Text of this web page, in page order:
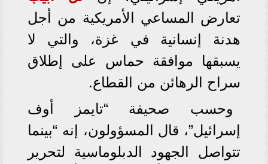
تعارض المساعي الأمريكية من أجل
هدنة إنسانية في غزة، والتي لا
يسبقها موافقة حماس على إطلاق
سراح الرهائن من القطاع.
وحسب صحيفة “تايمز أوف
إسرائيل”، قال المسؤولون، إنه “بينما
تتواصل الجهود الدبلوماسية لتحرير